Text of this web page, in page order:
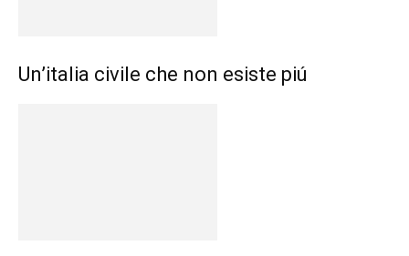
Un’italia civile che non esiste piú